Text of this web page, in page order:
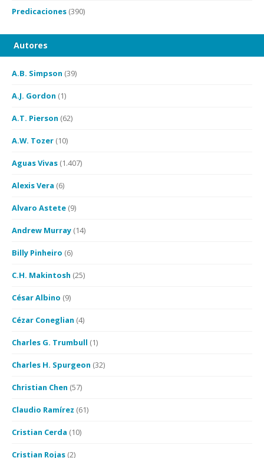
Predicaciones (390)
Autores
A.B. Simpson (39)
A.J. Gordon (1)
A.T. Pierson (62)
A.W. Tozer (10)
Aguas Vivas (1.407)
Alexis Vera (6)
Alvaro Astete (9)
Andrew Murray (14)
Billy Pinheiro (6)
C.H. Makintosh (25)
César Albino (9)
Cézar Coneglian (4)
Charles G. Trumbull (1)
Charles H. Spurgeon (32)
Christian Chen (57)
Claudio Ramírez (61)
Cristian Cerda (10)
Cristian Rojas (2)